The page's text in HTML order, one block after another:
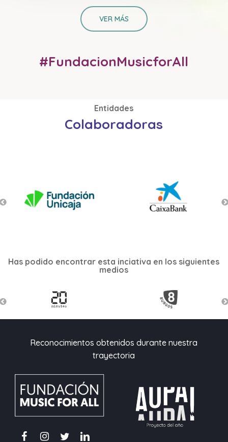
VER MÁS
#FundacionMusicforAll
Entidades
Colaboradoras
Has podido encontrar esta inciativa en los siguientes
medios
Reconocimientos obtenidos durante nuestra
trayectoria